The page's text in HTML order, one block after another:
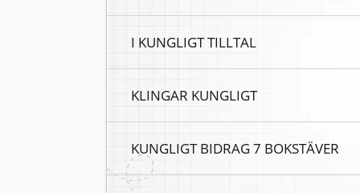
I KUNGLIGT TILLTAL
KLINGAR KUNGLIGT
KUNGLIGT BIDRAG 7 BOKSTÄVER